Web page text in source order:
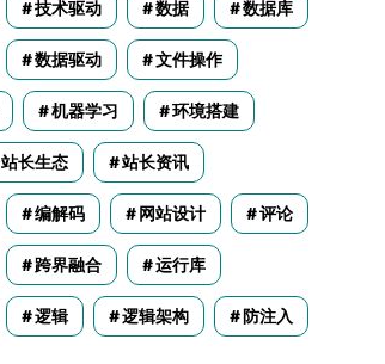
技术驱动 数据 数据库
数据驱动 文件操作
机器学习 环境搭建
站长生态 站长资讯
编解码 网站设计 评论
跨界融合 运行库
逻辑 逻辑架构 防注入